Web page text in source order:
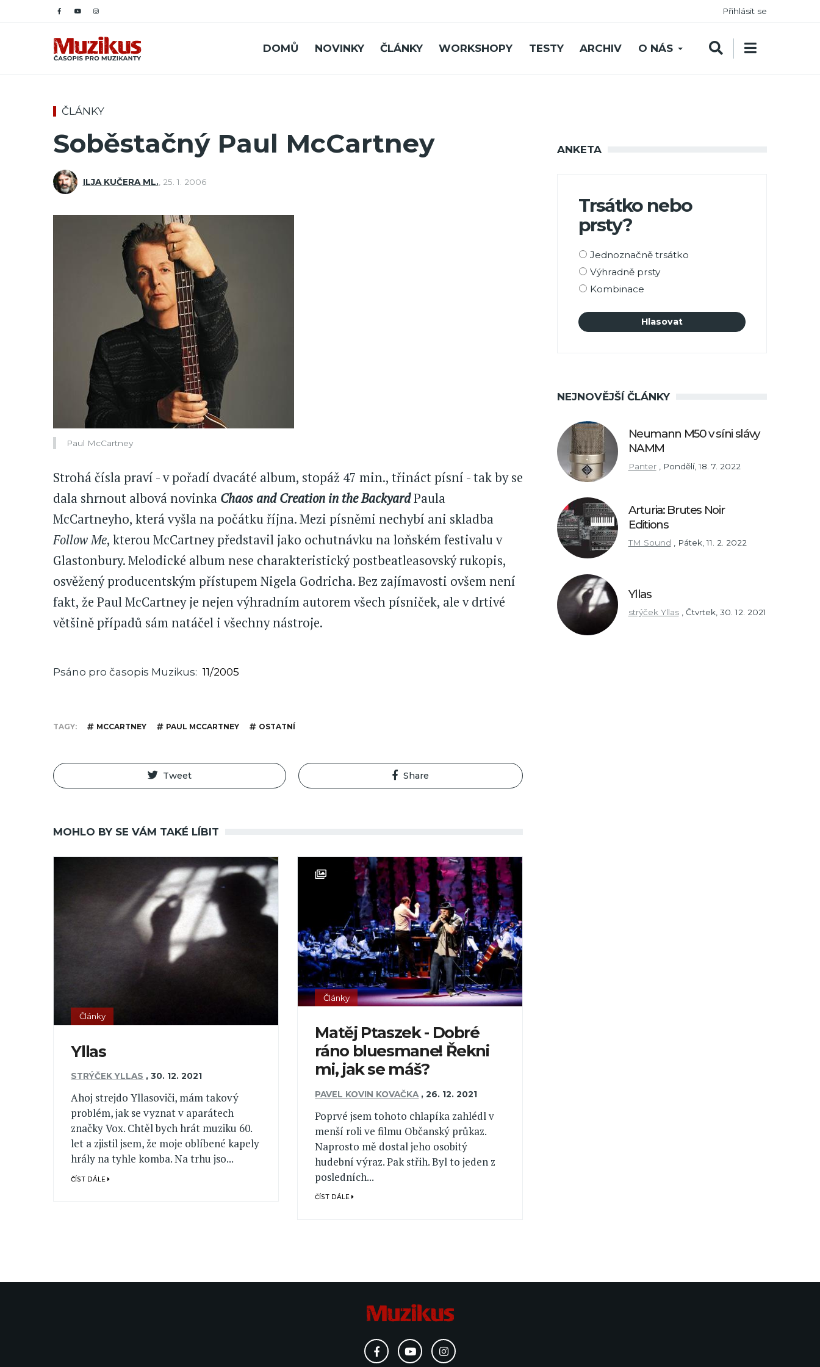
Přihlásit se
DOMŮ NOVINKY ČLÁNKY WORKSHOPY TESTY ARCHIV O NÁS
ČLÁNKY
Soběstačný Paul McCartney
ILJA KUČERA ML. 25. 1. 2006
Paul McCartney
Strohá čísla praví - v pořadí dvacáté album, stopáž 47 min., třináct písní - tak by se
dala shrnout albová novinka Chaos and Creation in the BackyardPaula
McCartneyho, která vyšla na počátku října. Mezi písněmi nechybí ani skladba
Follow Me, kterou McCartney představil jako ochutnávku na loňském festivalu v
Glastonbury. Melodické album nese charakteristický postbeatleasovský rukopis,
osvěžený producentským přístupem Nigela Godricha. Bez zajímavosti ovšem není
fakt, že Paul McCartney je nejen výhradním autorem všech písniček, ale v drtivé
většině případů sám natáčel i všechny nástroje.
Psáno pro časopis Muzikus 11/2005
TAGY MCCARTNEY PAUL MCCARTNEY OSTATNÍ
Tweet Share
MOHLO BY SE VÁM TAKÉ LÍBIT
Články
Yllas
STRÝČEK YLLAS ,30. 12. 2021
Ahoj strejdo Yllasoviči, mám takový
problém, jak se vyznat v aparátech
značky Vox. Chtěl bych hrát muziku 60.
let a zjistil jsem, že moje oblíbené kapely
hrály na tyhle komba. Na trhu jso...
ČÍST DÁLE
Články
Matěj Ptaszek - Dobré
ráno bluesmane! Řekni
mi, jak se máš?
PAVEL KOVIN KOVAČKA ,26. 12. 2021
Poprvé jsem tohoto chlapíka zahlédl v
menší roli ve filmu Občanský průkaz.
Naprosto mě dostal jeho osobitý
hudební výraz. Pak střih. Byl to jeden z
posledních...
ČÍST DÁLE
ANKETA
Trsátko nebo
prsty?
Možnosti
výběru
Jednoznačně trsátko
Výhradně prsty
Kombinace
NEJNOVĚJŠÍ ČLÁNKY
Neumann M50 v síni slávy
NAMM
Panter Pondělí, 18. 7. 2022
Arturia: Brutes Noir
Editions
TM Sound , Pátek, 11. 2. 2022
Yllas
strýček Yllas Čtvrtek, 30. 12. 2021